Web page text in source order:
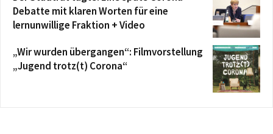
Debatte mit klaren Worten für eine
lernunwillige Fraktion + Video
„Wir wurden übergangen“: Filmvorstellung
„Jugend trotz(t) Corona“